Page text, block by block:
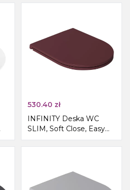
530.40 zł
INFINITY Deska WC
SLIM, Soft Close, Easy
Take, maroon red mat